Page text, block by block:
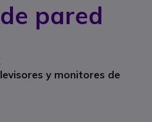
pared
y monitores de